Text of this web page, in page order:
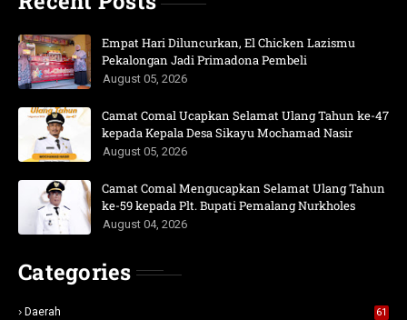
Empat Hari Diluncurkan, El Chicken Lazismu
Pekalongan Jadi Primadona Pembeli
August 05, 2026
Camat Comal Ucapkan Selamat Ulang Tahun ke-47
kepada Kepala Desa Sikayu Mochamad Nasir
August 05, 2026
Camat Comal Mengucapkan Selamat Ulang Tahun
ke-59 kepada Plt. Bupati Pemalang Nurkholes
August 04, 2026
Categories
Daerah
61